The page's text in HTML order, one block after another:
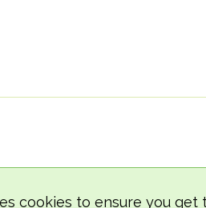
cookies to ensure you